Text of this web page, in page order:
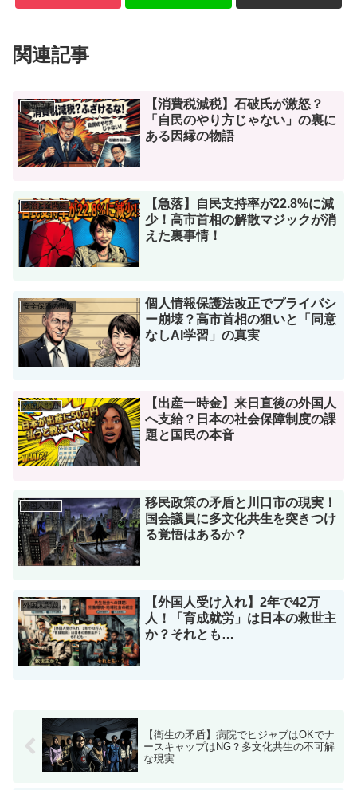
関連記事
最新記事
【消費税減税】石破氏が激怒？
「自民のやり方じゃない」の裏に
ある因縁の物語
政治と金問題
【急落】自民支持率が22.8%に減
少！高市首相の解散マジックが消
えた裏事情！
安全保障の問題
個人情報保護法改正でプライバシ
ー崩壊？高市首相の狙いと「同意
なしAI学習」の真実
外国人問題
【出産一時金】来日直後の外国人
へ支給？日本の社会保障制度の課
題と国民の本音
外国人問題
移民政策の矛盾と川口市の現実！
国会議員に多文化共生を突きつけ
る覚悟はあるか？
外国人問題
【外国人受け入れ】2年で42万
人！「育成就労」は日本の救世主
か？それとも…
【衛生の矛盾】病院でヒジャブはOKでナ
ースキャップはNG？多文化共生の不可解
な現実